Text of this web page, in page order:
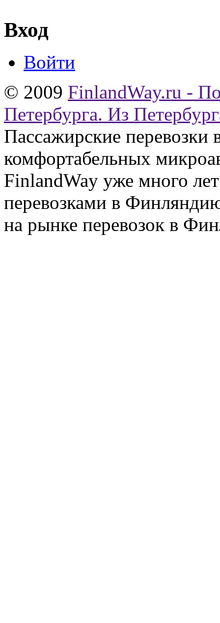
Вход
Войти
© 2009 FinlandWay.ru -
Петербурга. Из
Пассажирские
комфортабельных
FinlandWay уже много
перевозками в
на рынке перевозок в